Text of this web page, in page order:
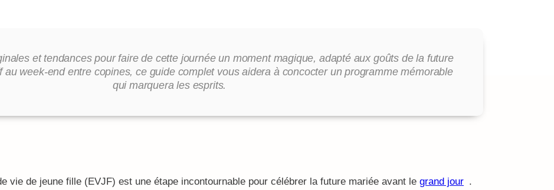
et tendances pour faire de cette journée un moment magique, adapté aux goûts de la future
au week-end entre copines, ce guide complet vous aidera à concocter un programme mémorable
qui marquera les esprits.
vie de jeune fille (EVJF) est une étape incontournable pour célébrer la future mariée avant le grand jour .